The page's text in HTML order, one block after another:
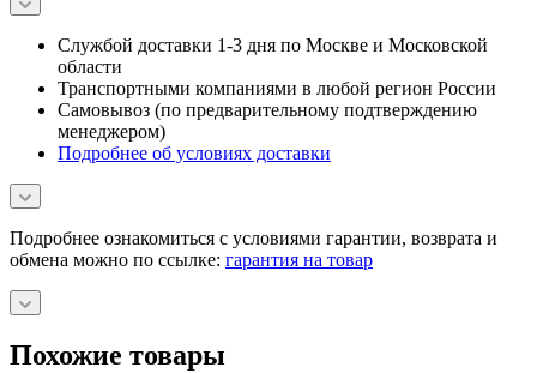
Службой доставки 1-3 дня по Москве и Московской
области
Транспортными компаниями в любой регион России
Самовывоз (по предварительному подтверждению
менеджером)
Подробнее об условиях доставки
Подробнее ознакомиться с условиями гарантии, возврата и
обмена можно по ссылке: гарантия на товар
Похожие товары